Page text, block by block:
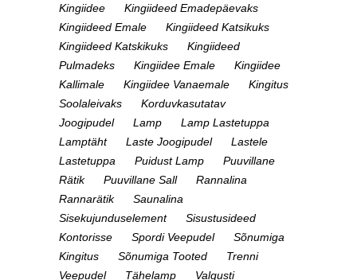
Kingiidee
Kingiideed Emadepäevaks
Kingiideed Emale
Kingiideed Katsikuks
Kingiideed Katskikuks
Kingiideed
Pulmadeks
Kingiidee Emale
Kingiidee
Kallimale
Kingiidee Vanaemale
Kingitus
Soolaleivaks
Korduvkasutatav
Joogipudel
Lamp
Lamp Lastetuppa
Lamptäht
Laste Joogipudel
Lastele
Lastetuppa
Puidust Lamp
Puuvillane
Rätik
Puuvillane Sall
Rannalina
Rannarätik
Saunalina
Sisekujunduselement
Sisustusideed
Kontorisse
Spordi Veepudel
Sõnumiga
Kingitus
Sõnumiga Tooted
Trenni
Veepudel
Tähelamp
Valgusti